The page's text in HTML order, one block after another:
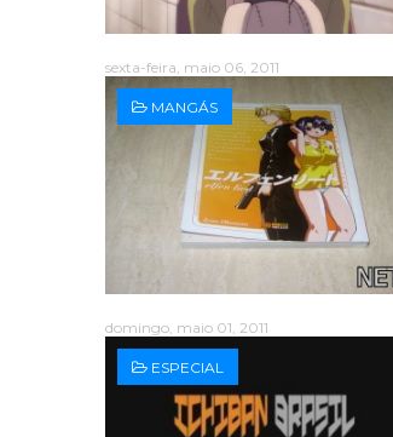
sexta-feira, maio 06, 2011
MANGÁS
domingo, maio 01, 2011
ESPECIAL